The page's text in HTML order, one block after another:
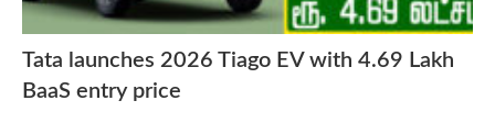
Tata launches 2026 Tiago EV with 4.69 Lakh
BaaS entry price